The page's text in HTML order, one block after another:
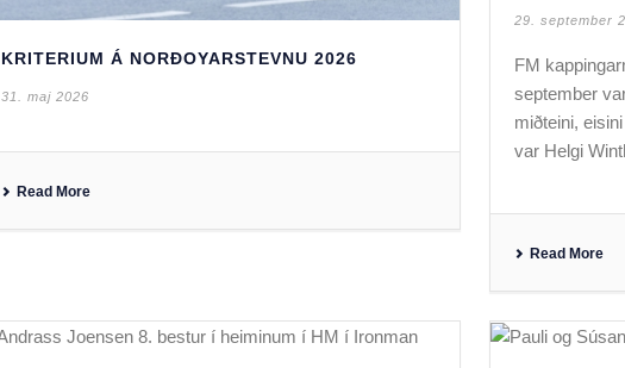
KRITERIUM Á NORÐOYARSTEVNU 2026
31. maj 2026
Read More
29. september
FM
september
miðteini,
var Helgi
Read More